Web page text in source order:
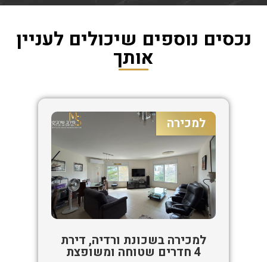
נכסים נוספים שיכולים לעניין
אותך
למכירה
למכירה בשכונת ורדיה, דירת
4 חדרים שטוחה ומשופצת